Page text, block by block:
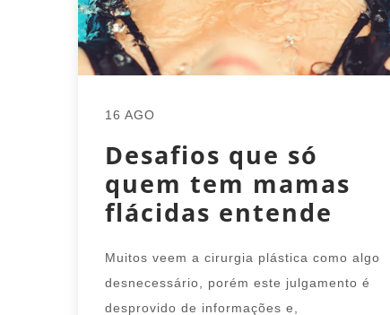
16 AGO
Desafios que só
quem tem mamas
flácidas entende
Muitos veem a cirurgia plástica como algo
desnecessário, porém este julgamento é
desprovido de informações e,